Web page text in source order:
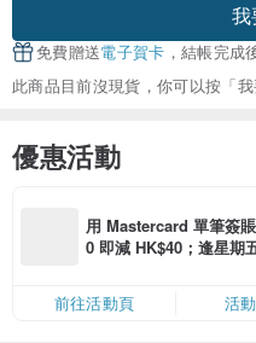
我
免費贈送電子賀卡 ，結帳完成
此商品目前沒現貨，你可以按「
優惠活動
用 Mastercard 單筆簽
0 即減 HK$40；逢星期
限，額滿即止，僅限「
卡」結帳）
前往活動頁 活